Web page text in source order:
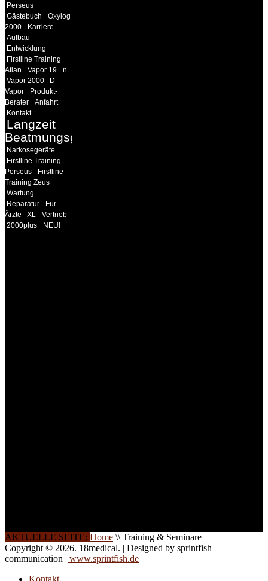
Perseus
Gästebuch
Oxylog
2000
Karriere
Aufbau
Entwicklung
Firstline Training
Atlan
Vapor 19
n
Vapor 2000
D-
Vapor
Produkt-
Berater
Anfahrt
Kontakt
Langzeit
Beatmungsgeräte
Narkosegeräte
Firstline Training
Perseus
Firstline
Training Zeus
Wartung
Reparatur
Für
Ärzte
XL
Vertrieb
2000plus
NEU!
AKTUELLE SEITE: Home \\ Training & Seminare
Copyright © 2026. 18medical. | Designed by sprintfish
communication | www.sprintfish.de